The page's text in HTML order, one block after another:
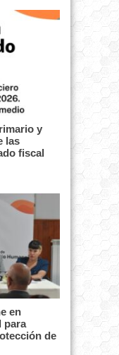
y
las
fiscal
en
para
de